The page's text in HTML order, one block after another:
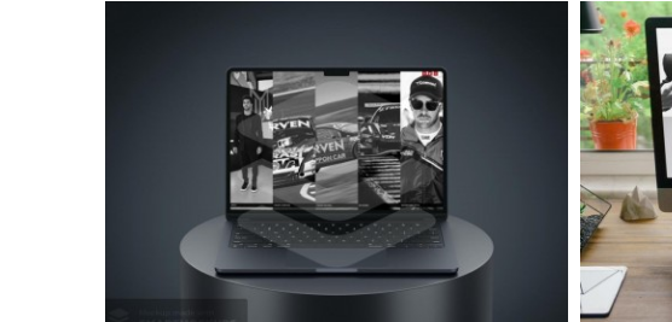
Diseño Web Manu Urcera
Trabajos Web